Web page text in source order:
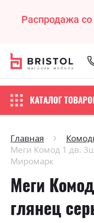
Распродажа со
КАТАЛОГ
Главная
Меги Комод 1 дв.
Миромарк
Меги
глянец